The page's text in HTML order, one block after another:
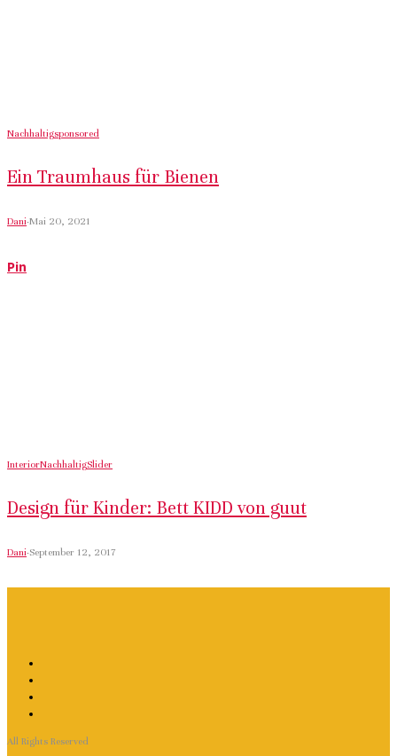
Nachhaltigsponsored
Ein Traumhaus für Bienen
Dani·Mai 20, 2021
Pin
InteriorNachhaltigSlider
Design für Kinder: Bett KIDD von guut
Dani·September 12, 2017
All Rights Reserved